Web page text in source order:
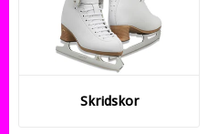
Skridskor